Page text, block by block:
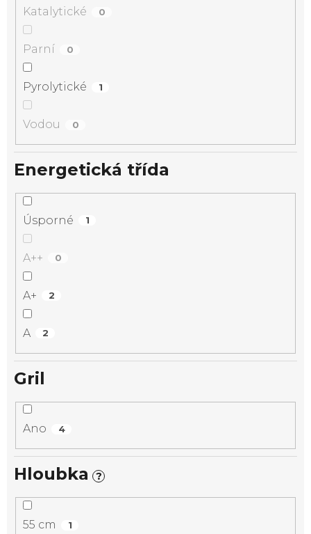
Katalytické 0
Parní 0
Pyrolytické 1
Vodou 0
Energetická třída
Úsporné 1
A++ 0
A+ 2
A 2
Gril
Ano 4
Hloubka ?
55 cm 1